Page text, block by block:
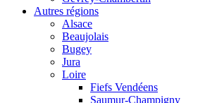
Autres régions
Alsace
Beaujolais
Bugey
Jura
Loire
Fiefs Vendéens
Saumur-Champigny